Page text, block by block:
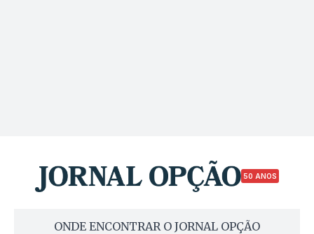
50 ANOS
ONDE ENCONTRAR O JORNAL OPÇÃO